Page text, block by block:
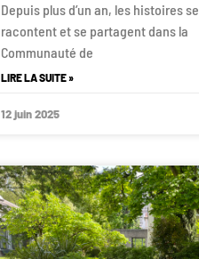
Depuis plus d’un an, les histoires se
racontent et se partagent dans la
Communauté de
LIRE LA SUITE »
12 juin 2025